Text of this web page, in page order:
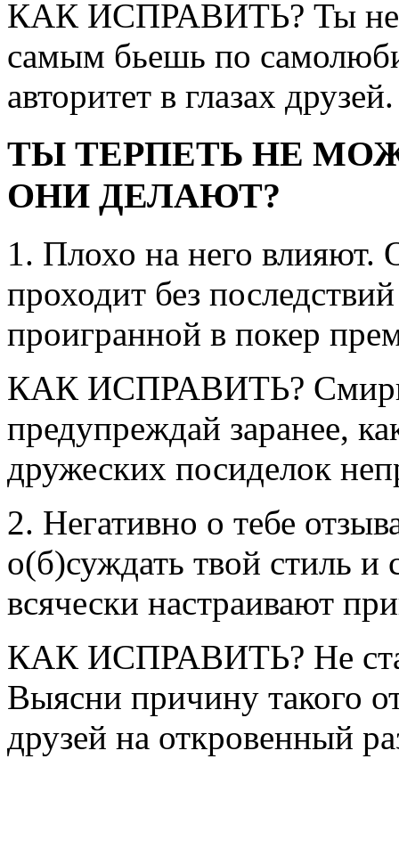
КАК ИСПРАВИТЬ? Ты не
самым бьешь по
авторитет в глазах
ТЫ ТЕРПЕТЬ НЕ
ОНИ ДЕЛАЮТ?
1. Плохо на него
проходит без
проигранной в покер
КАК ИСПРАВИТЬ?
предупреждай заранее,
дружеских посиделок
2. Негативно о тебе
о(б)суждать твой стиль
всячески настраивают
КАК ИСПРАВИТЬ? Не
Выясни причину такого
друзей на откровенный